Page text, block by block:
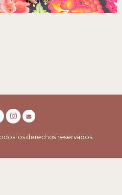
los derechos reservados.